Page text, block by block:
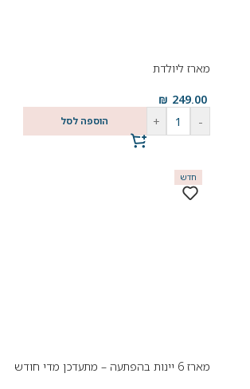
מארז ליולדת
249.00
₪
-
+ הוספה לסל
חדש
מארז 6 יינות בהפתעה – מתעדכן מדי חודש